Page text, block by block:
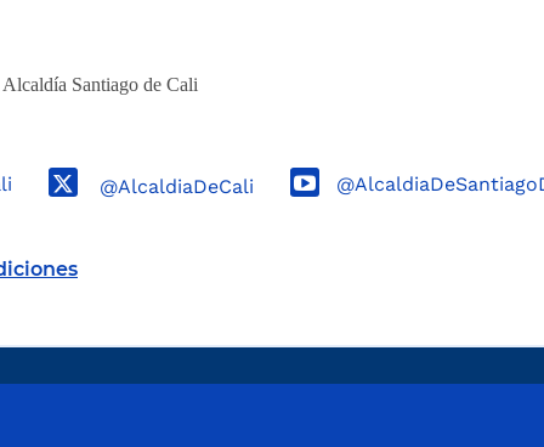
Santiago de Cali
@AlcaldiaDeCali